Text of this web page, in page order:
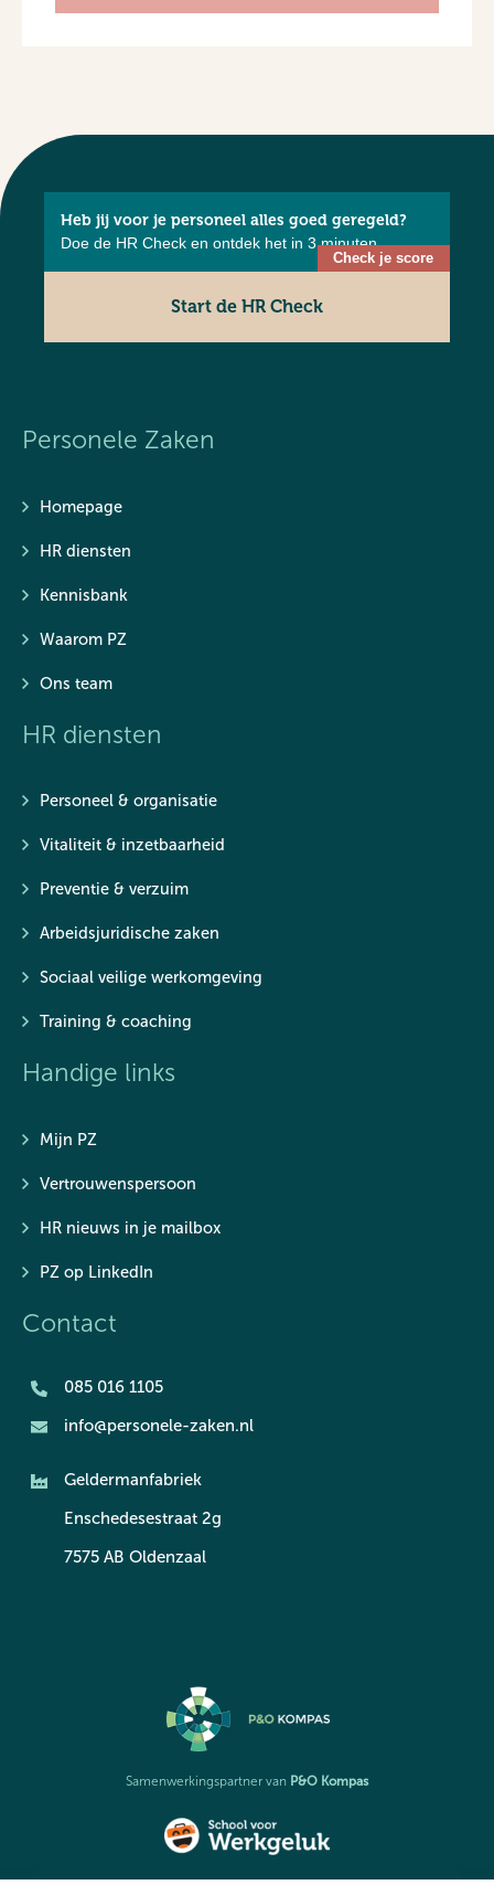
Heb jij voor je personeel alles goed geregeld?
Doe de HR Check en ontdek het in 3 minuten.
Start de HR Check
Personele Zaken
Homepage
HR diensten
Kennisbank
Waarom PZ
Ons team
HR diensten
Personeel & organisatie
Vitaliteit & inzetbaarheid
Preventie & verzuim
Arbeidsjuridische zaken
Sociaal veilige werkomgeving
Training & coaching
Handige links
Mijn PZ
Vertrouwenspersoon
HR nieuws in je mailbox
PZ op LinkedIn
Contact
085 016 1105
info@personele-zaken.nl
Geldermanfabriek
Enschedesestraat 2g
7575 AB Oldenzaal
Samenwerkingspartner van P&O Kompas